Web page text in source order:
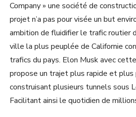
Company » une société de
projet n’a pas pour visée un but
ambition de fluidifier le trafic routier
ville la plus peuplée de Californie
trafics du pays. Elon Musk avec
propose un trajet plus rapide et plus
construisant plusieurs tunnels sous
Facilitant ainsi le quotidien de